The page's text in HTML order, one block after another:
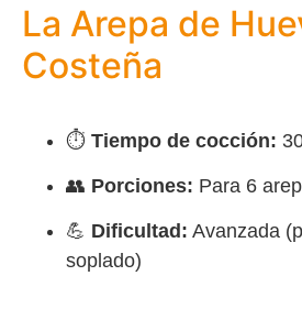
La Arepa de
Costeña
⏱️ Tiempo de cocción:
👥 Porciones: Para 6
💪 Dificultad: Avanzada
soplado)